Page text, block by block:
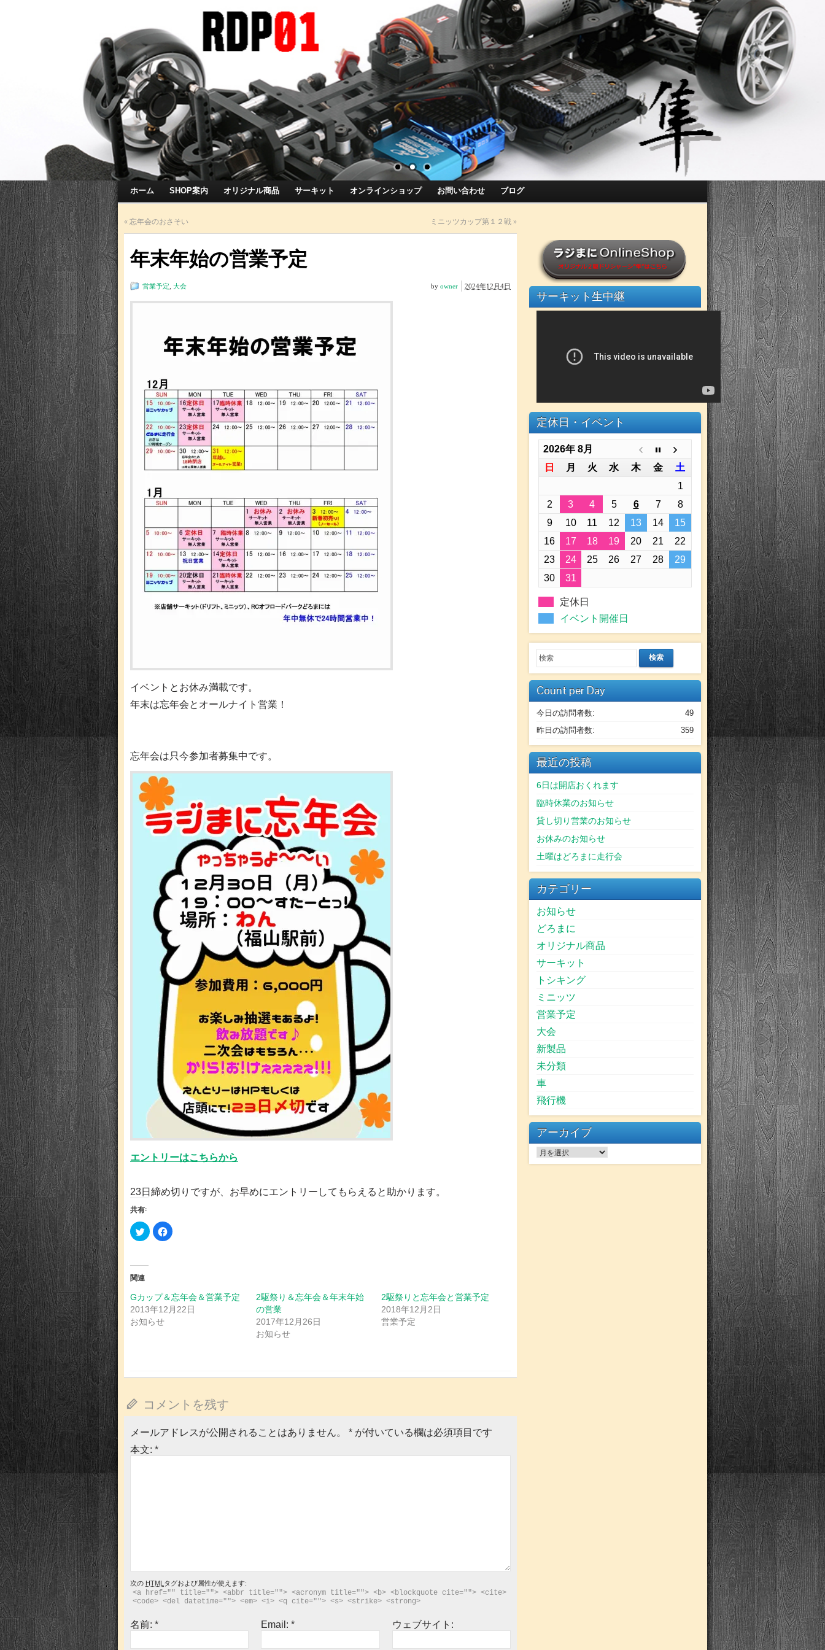
ホーム SHOP案内 オリジナル商品 サーキット オンラインショップ お問い合わせ ブログ
« 忘年会のおさそい ミニッツカップ第１２戦 »
年末年始の営業予定
営業予定 大会 2024年12月4日
by owner
イベントとお休み満載です。
年末は忘年会とオールナイト営業！
忘年会は只今参加者募集中です。
エントリーはこちらから
23日締め切りですが、お早めにエントリーしてもらえると助かります。
共有:
ク
リ
て
有
(新
し
い
ウ
き
Facebook
で
リ
ッ
ク
い
ン
ド
開
き
関連
Gカップ＆忘年会＆営業予定
2013年12月22日
お知らせ
2駆祭り＆忘年会＆年末年始
の営業
2017年12月26日
お知らせ
2駆祭りと忘年会と営業予定
2018年12月2日
営業予定
コメントを残す
メールアドレスが公開されることはありません。 * が付いている欄は必須項目です
本文: *
次の HTML タグおよび属性が使えます:
<a href="" title=""> <abbr title=""> <acronym title=""> <b> <blockquote cite=""> <cite>
<code> <del datetime=""> <em> <i> <q cite=""> <s> <strike> <strong>
名前: * Email:* ウェブサイト:
サーキット生中継
定休日・イベント
2026年 8月
日
月 火 水 木 金
土
1
2
3 4 5 6 7
8
9
10 11 12 13 14
15
16
17 18 19 20 21
22
23
24 25 26 27 28
29
30
31
定休日
イベント開催日
検索
Count per Day
49
今日の訪問者数:
359
昨日の訪問者数:
最近の投稿
6日は開店おくれます
臨時休業のお知らせ
貸し切り営業のお知らせ
お休みのお知らせ
土曜はどろまに走行会
カテゴリー
お知らせ
どろまに
オリジナル商品
サーキット
トシキング
ミニッツ
営業予定
大会
新製品
未分類
車
飛行機
アーカイブ
ア
ー